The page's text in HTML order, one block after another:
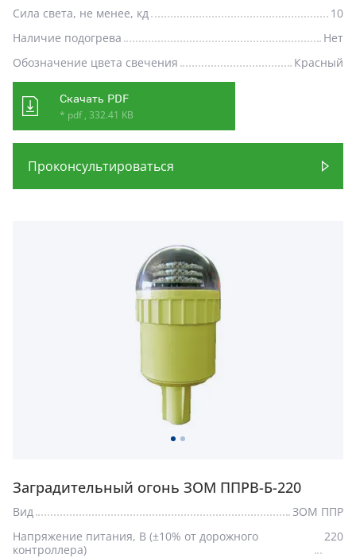
Сила света, не менее, кд
10
Наличие подогрева
Нет
Обозначение цвета свечения
Красный
Скачать PDF
* pdf , 332.41 KB
Проконсультироваться
Заградительный огонь ЗОМ ППРВ-Б-220
Вид
ЗОМ ППР
Напряжение питания, В (±10% от дорожного
контроллера)
220